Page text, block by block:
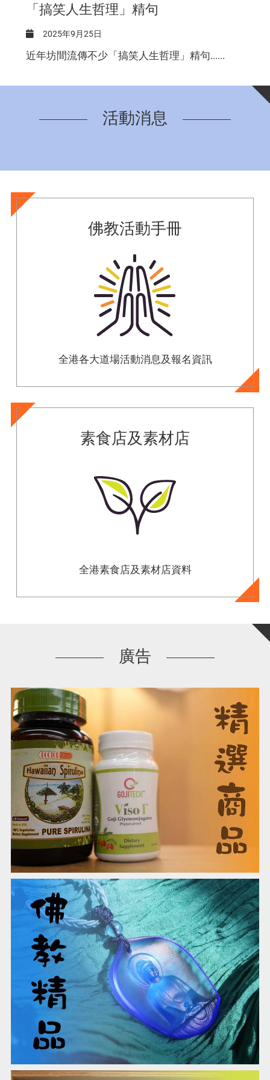
「搞笑人生哲理」精句
2025年9月25日
近年坊間流傳不少「搞笑人生哲理」精句......
活動消息
佛教活動手冊
全港各大道場活動消息及報名資訊
素食店及素材店
全港素食店及素材店資料
廣告